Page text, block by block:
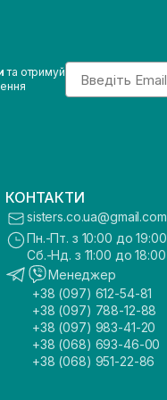
та отримуйEmail
КОНТАКТИ
sisters.co.ua@gmail.com
Пн.-Пт. з 10:00 до 19:00
Сб.-Нд. з 11:00 до 18:00
Менеджер
+38 (097) 612-54-81
+38 (097) 788-12-88
+38 (097) 983-41-20
+38 (068) 693-46-00
+38 (068) 951-22-86